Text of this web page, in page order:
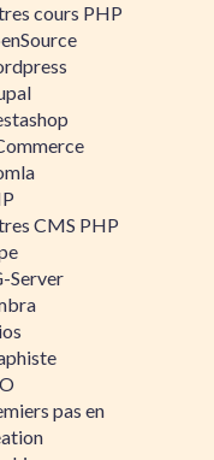
cours PHP
CMS PHP
Server
pas en